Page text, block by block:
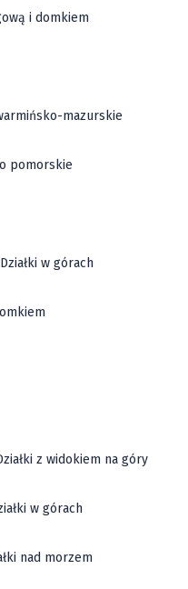
i domkiem
mazurskie
pomorskie
Działki w górach
z widokiem na góry
w górach
nad morzem